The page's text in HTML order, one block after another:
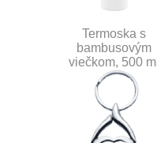
Termoska s
bambusovým
viečkom, 500 ml